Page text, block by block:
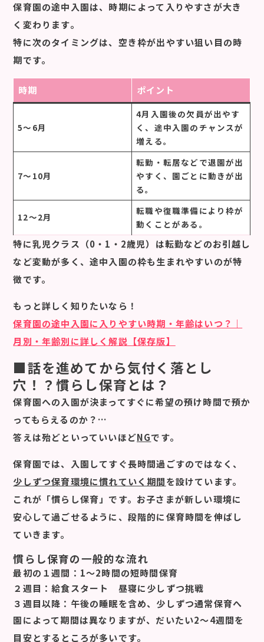
保育園の途中入園は、時期によって入りやすさが大き
く変わります。
特に次のタイミングは、空き枠が出やすい狙い目の時
期です。
時期 ポイント
5〜6月
4月入園後の欠員が出やす
く、途中入園のチャンスが
増える。
7〜10月
転勤・転居などで退園が出
やすく、園ごとに動きが出
る。
12〜2月
転職や復職準備により枠が
動くことがある。
特に乳児クラス（0・1・2歳児）は転勤などのお引越し
など変動が多く、途中入園の枠も生まれやすいのが特
徴です。
もっと詳しく知りたいなら！
保育園の途中入園に入りやすい時期・年齢はいつ？｜
月別・年齢別に詳しく解説【保存版】
■話を進めてから気付く落とし
穴！？慣らし保育とは？
保育園への入園が決まってすぐに希望の預け時間で預か
ってもらえるのか？…
答えは殆どといっていいほどNGです。
保育園では、入園してすぐ長時間過ごすのではなく、
少しずつ保育環境に慣れていく期間を設けています。
これが「慣らし保育」です。お子さまが新しい環境に
安心して過ごせるように、段階的に保育時間を伸ばし
ていきます。
慣らし保育の一般的な流れ
最初の１週間 ：1〜2時間の短時間保育
２週目 ：給食スタート 昼寝に少しずつ挑戦
３週目以降 ：午後の睡眠を含め、少しずつ通常保育へ
園によって期間は異なりますが、だいたい2～4週間を
目安とするところが多いです。